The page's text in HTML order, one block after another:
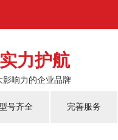
力护航
影响力的企业品牌
号齐全 完善服务